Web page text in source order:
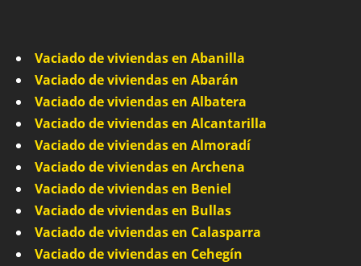
Vaciado de viviendas en Abanilla
Vaciado de viviendas en Abarán
Vaciado de viviendas en Albatera
Vaciado de viviendas en Alcantarilla
Vaciado de viviendas en Almoradí
Vaciado de viviendas en Archena
Vaciado de viviendas en Beniel
Vaciado de viviendas en Bullas
Vaciado de viviendas en Calasparra
Vaciado de viviendas en Cehegín